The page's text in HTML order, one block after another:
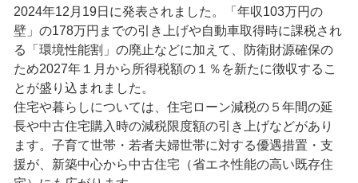
2024年12月19日に発表されました。「年収103万円の
壁」の178万円までの引き上げや自動車取得時に課税され
る「環境性能割」の廃止などに加えて、防衛財源確保の
ため2027年１月から所得税額の１％を新たに徴収するこ
とが盛り込まれました。
住宅や暮らしについては、住宅ローン減税の５年間の延
長や中古住宅購入時の減税限度額の引き上げなどがあり
ます。子育て世帯・若者夫婦世帯に対する優遇措置・支
援が、新築中心から中古住宅（省エネ性能の高い既存住